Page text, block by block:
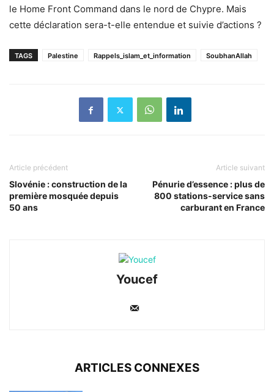
le Home Front Command dans le nord de Chypre. Mais
cette déclaration sera-t-elle entendue et suivie d’actions ?
TAGS Palestine Rappels_islam_et_information SoubhanAllah
Article précédent
Slovénie : construction de la
première mosquée depuis
50 ans
Article suivant
Pénurie d’essence : plus de
800 stations-service sans
carburant en France
Youcef
ARTICLES CONNEXES